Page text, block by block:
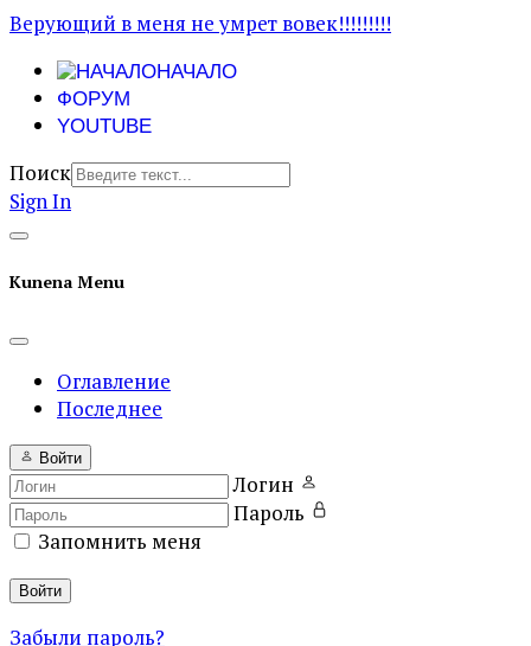
Верующий в меня не умрет вовек!!!!!!!!!
НАЧАЛО
ФОРУМ
YOUTUBE
Поиск
Sign In
Kunena Menu
Оглавление
Последнее
Войти
Логин
Пароль
Запомнить меня
Войти
Забыли пароль?